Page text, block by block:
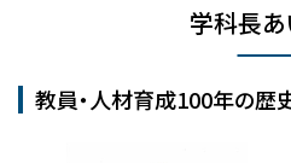
学科長あ
教員・人材育成100年の歴